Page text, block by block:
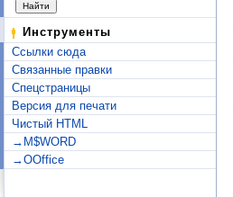
Инструменты
Ссылки сюда
Связанные правки
Спецстраницы
Версия для печати
Чистый HTML
→M$WORD
→OOffice